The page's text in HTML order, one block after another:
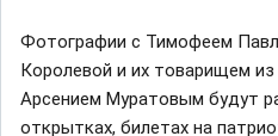
Фотографии с Тимофеем
Королевой и их товарищем
Арсением Муратовым будут
открытках, билетах на